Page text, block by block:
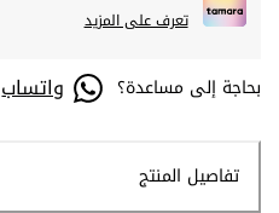
تعرف على المزيد
بحاجة إلى مساعدة؟ واتساب
تفاصيل المنتج